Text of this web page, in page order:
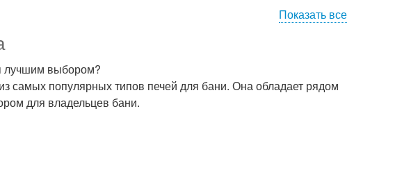
Показать все
лучшим выбором?
самых популярных типов печей для бани. Она обладает рядом
для владельцев бани.